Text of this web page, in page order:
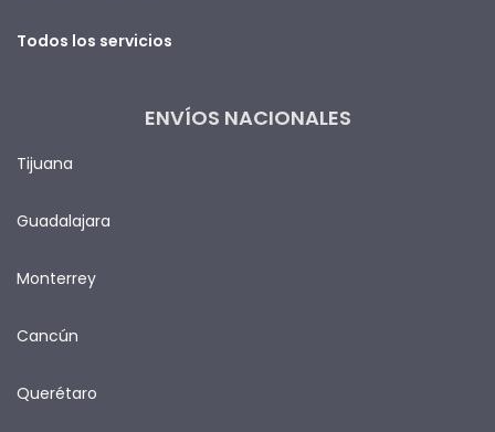
Todos los servicios
ENVÍOS NACIONALES
Tijuana
Guadalajara
Monterrey
Cancún
Querétaro